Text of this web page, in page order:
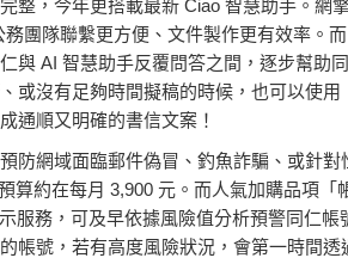
整，今年更搭載最新 Ciao 智慧助手。網
團隊聯繫更方便、文件製作更有效率。
與 AI 智慧助手反覆問答之間，逐步幫助
或沒有足夠時間擬稿的時候，也可以使
通順又明確的書信文案！
防網域面臨郵件偽冒、釣魚詐騙、或針
算約在每月 3,900 元。而人氣加購品項
服務，可及早依據風險值分析預警同仁
帳號，若有高度風險狀況，會第一時間